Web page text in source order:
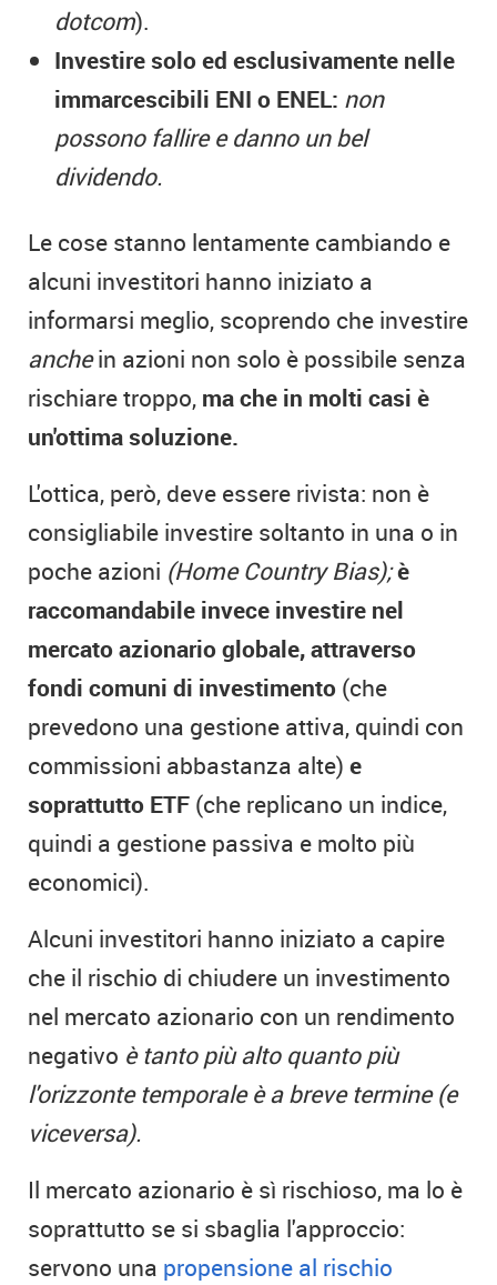
dotcom).
Investire solo ed esclusivamente nelle
immarcescibili ENI o ENEL: non
possono fallire e danno un bel
dividendo.
Le cose stanno lentamente cambiando e
alcuni investitori hanno iniziato a
informarsi meglio, scoprendo che investire
anchein azioni non solo è possibile senza
rischiare troppo, ma che in molti casi è
un'ottima soluzione.
L'ottica, però, deve essere rivista: non è
consigliabile investire soltanto in una o in
poche azioni (Home Country Bias);è
raccomandabile invece investire nel
mercato azionario globale, attraverso
fondi comuni di investimento (che
prevedono una gestione attiva, quindi con
commissioni abbastanza alte) e
soprattutto ETF (che replicano un indice,
quindi a gestione passiva e molto più
economici).
Alcuni investitori hanno iniziato a capire
che il rischio di chiudere un investimento
nel mercato azionario con un rendimento
negativo è tanto più alto quanto più
l'orizzonte temporale è a breve termine (e
viceversa).
Il mercato azionario è sì rischioso, ma lo è
soprattutto se si sbaglia l'approccio:
servono una propensione al rischio